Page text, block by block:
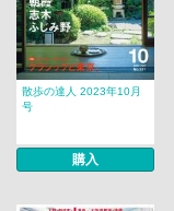
散歩の達人 2023年10月
号
購入